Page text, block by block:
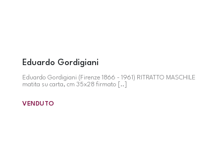
Eduardo Gordigiani
Eduardo Gordigiani (Firenze 1866 - 1961) RITRATTO MASCHILE
matita su carta, cm 35x28 firmato [..]
VENDUTO